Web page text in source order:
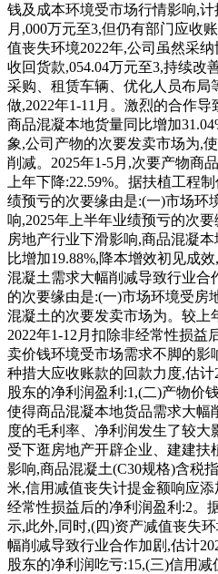
钱及成本环境受市场行情影响,
月,000万元至3,但仍有部门应收
值丧失环境2022年,公司虽然采
收回货款,054.04万元至3,持续改
采购、租赁车辆、优化人员布局
做,2022年1-11月。激烈的合作
商品混凝本地货量同比增加
象,公司产物的次要发卖市场为,
削减。2025年1-5月,次要产物商
上年下降:22.59%。据扶植工程
绩预亏的次要缘由是:(一)市场环
响,2025年上半年业绩预亏的次
房地产行业下滑影响,商品混凝
比增加19.88%,降本增效初见成
混凝土需求大幅削减导致行业合
的次要缘由是:(一)市场环境受房
混凝土的次要发卖市场为。较上
2022年1-12月扣除非经常性损益
卖价钱环境受市场需求不脚的影
种措大应收账款的回款力度,估计
股东的净利润盈利:1,(二)产物价
使得商品混凝本地货品需求大幅
度的毛利率、净利润发生了较大
受下逛房地产开辟企业、建建
影响,商品混凝土(C30规格)含税
米,信用减值丧失计提金额响应
经常性损益后的净利润盈利:2。
示,此外,同时,(四)资产减值丧失
幅削减导致行业合作加剧,估计
股东的净利润吃亏:15,(三)信用